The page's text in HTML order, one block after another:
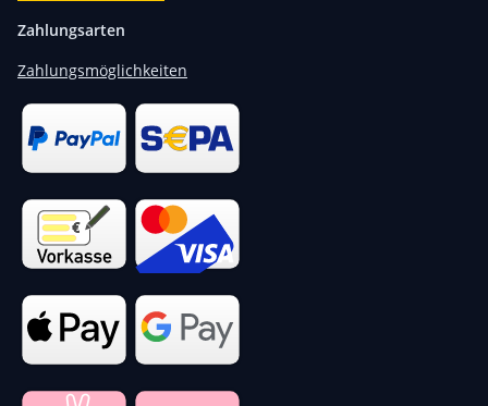
Zahlungsarten
Zahlungsmöglichkeiten